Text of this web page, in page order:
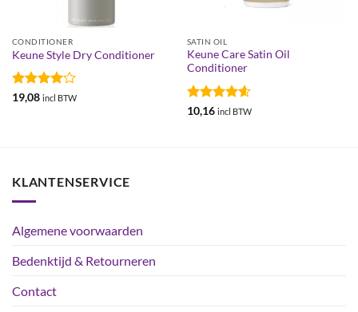
CONDITIONER
Keune Style Dry Conditioner
Gewaardeerd
19,08 incl BTW
SATIN OIL
Keune Care Satin Oil
Conditioner
Gewaardeerd
10,16 incl BTW
KLANTENSERVICE
Algemene voorwaarden
Bedenktijd & Retourneren
Contact